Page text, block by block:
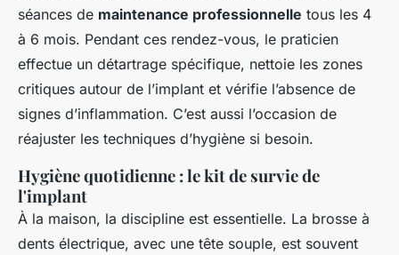
séances de maintenance professionnelle tous les 4
à 6 mois. Pendant ces rendez-vous, le praticien
effectue un détartrage spécifique, nettoie les zones
critiques autour de l’implant et vérifie l’absence de
signes d’inflammation. C’est aussi l’occasion de
réajuster les techniques d’hygiène si besoin.
Hygiène quotidienne : le kit de survie de
l'implant
À la maison, la discipline est essentielle. La brosse à
dents électrique, avec une tête souple, est souvent